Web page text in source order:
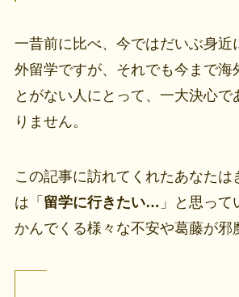
一昔前に比べ、今ではだいぶ身近
外留学ですが、それでも今まで海
とがない人にとって、一大決心で
りません。
この記事に訪れてくれたあなたは
は「 留学に行きたい… 」と思っ
かんでくる様々な不安や葛藤が邪